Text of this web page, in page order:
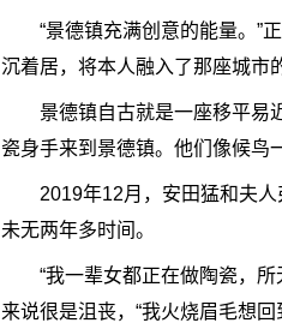
“景德镇充满创意的能量。”正
沉着居，将本人融入了那座城市
景德镇自古就是一座移平易近
瓷身手来到景德镇。他们像候鸟
2019年12月，安田猛和夫人
未无两年多时间。
“我一辈女都正在做陶瓷，所
来说很是沮丧，“我火烧眉毛想回